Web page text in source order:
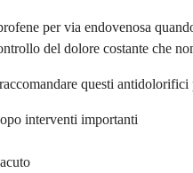
per via endovenosa
del dolore costante che
questi antidolorifici
interventi importanti